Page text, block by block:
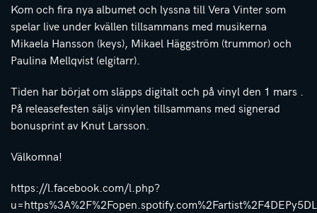
Kom och fira nya albumet och lyssna till Vera Vinter som
spelar live under kvällen tillsammans med musikerna
Mikaela Hansson (keys), Mikael Häggström (trummor) och
Paulina Mellqvist (elgitarr).
Tiden har börjat om släpps digitalt och på vinyl den 1 mars .
På releasefesten säljs vinylen tillsammans med signerad
bonusprint av Knut Larsson.
Välkomna!
https://l.facebook.com/l.php?